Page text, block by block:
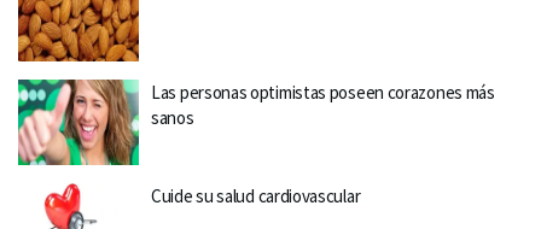
Las personas optimistas poseen corazones más
sanos
Cuide su salud cardiovascular